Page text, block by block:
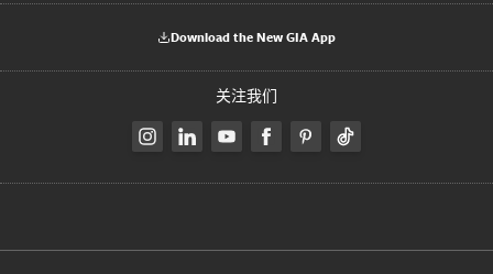
Download the New GIA App
关注我们